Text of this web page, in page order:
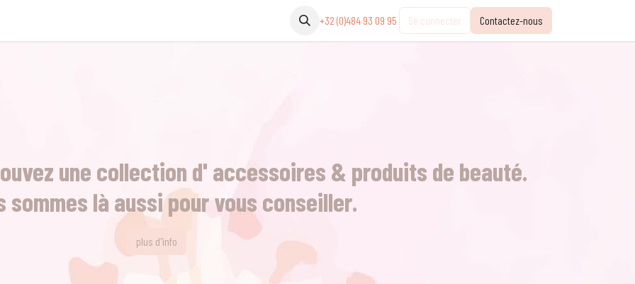
+32 (0)484 93 09 95 Se connecter Contactez-nous
une collection d' accessoires & produits de beauté.
sommes là aussi pour vous conseiller.
plus d'info